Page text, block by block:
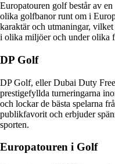
Europatouren golf består av
olika golfbanor runt om i
karaktär och utmaningar,
i olika miljöer och under olika
DP Golf
DP Golf, eller Dubai Duty
prestigefyllda turneringarna
och lockar de bästa spelarna
publikfavorit och erbjuder
sporten.
Europatouren i Golf